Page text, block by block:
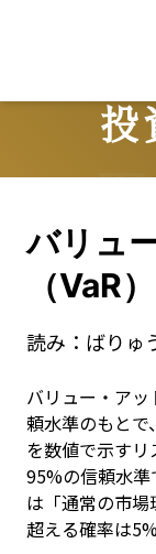
投
バリュ
（VaR）
読み： ばりゅ
バリュー・ア
頼水準のもと
を数値で示すリ
95%の信頼水準
は「通常の市
超える確率は